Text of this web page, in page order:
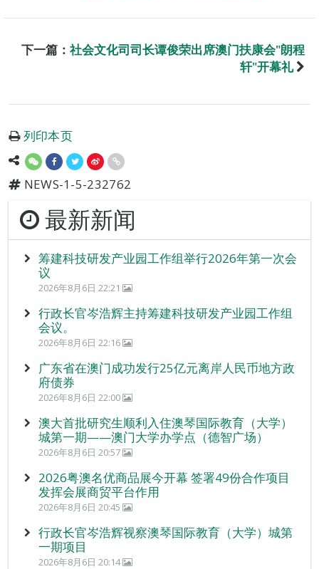
下一篇： 社会文化司司长谭俊荣出席澳门扶康会"朗程
轩"开幕礼
列印本页
NEWS-1-5-232762
最新新闻
筹建科技研发产业园工作组举行2026年第一次会
议
2026年8月6日 22:21
行政长官岑浩辉主持筹建科技研发产业园工作组
会议。
2026年8月6日 22:16
广东省在澳门成功发行25亿元离岸人民币地方政
府债券
2026年8月6日 22:00
澳大首批研究生顺利入住澳琴国际教育（大学）
城第一期——澳门大学办学点（德智广场）
2026年8月6日 20:57
2026粤澳名优商品展今开幕 签署49份合作项目
发挥会展商贸平台作用
2026年8月6日 20:45
行政长官岑浩辉视察澳琴国际教育（大学）城第
一期项目
2026年8月6日 20:14